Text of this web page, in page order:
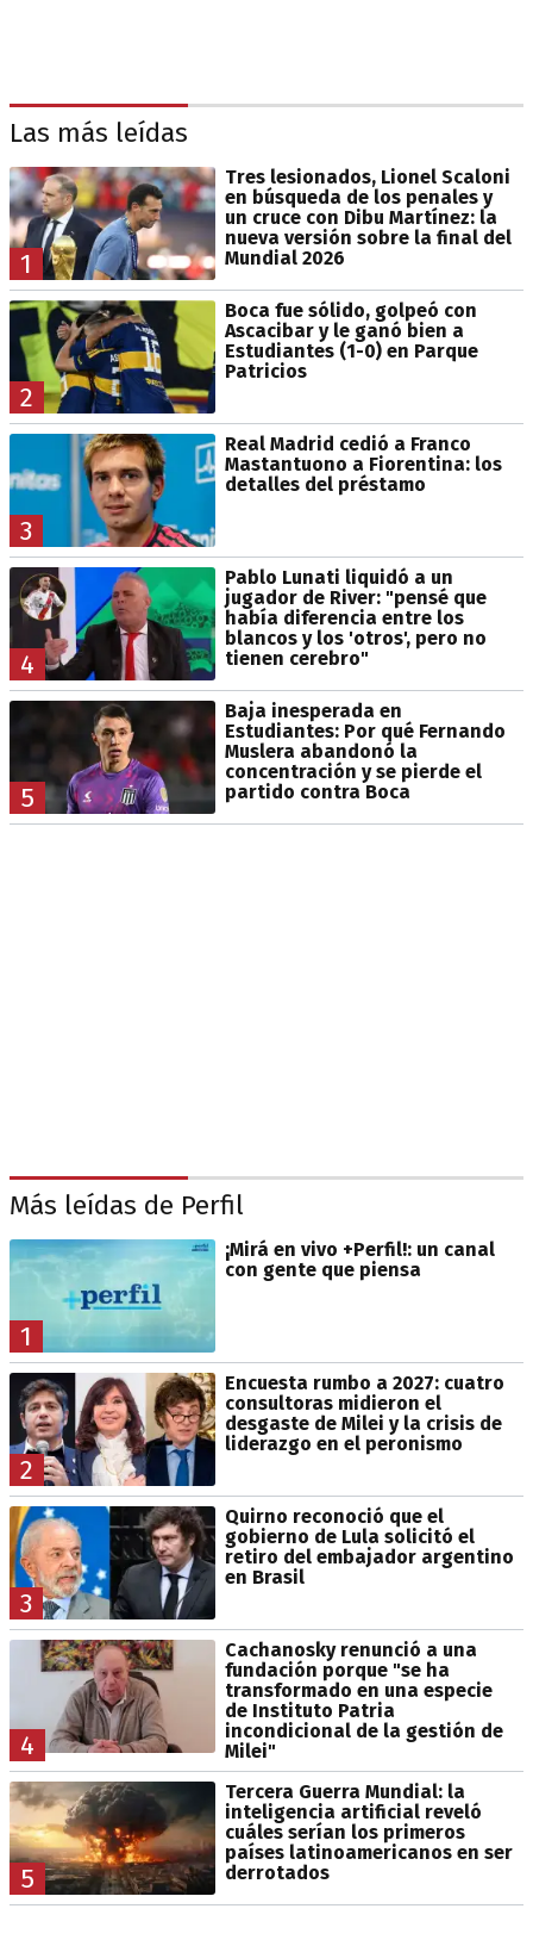
Las más leídas
1
Tres lesionados, Lionel Scaloni
en búsqueda de los penales y
un cruce con Dibu Martínez: la
nueva versión sobre la final del
Mundial 2026
2
Boca fue sólido, golpeó con
Ascacibar y le ganó bien a
Estudiantes (1-0) en Parque
Patricios
3
Real Madrid cedió a Franco
Mastantuono a Fiorentina: los
detalles del préstamo
4
Pablo Lunati liquidó a un
jugador de River: "pensé que
había diferencia entre los
blancos y los 'otros', pero no
tienen cerebro"
5
Baja inesperada en
Estudiantes: Por qué Fernando
Muslera abandonó la
concentración y se pierde el
partido contra Boca
Más leídas de Perfil
1
¡Mirá en vivo +Perfil!: un canal
con gente que piensa
2
Encuesta rumbo a 2027: cuatro
consultoras midieron el
desgaste de Milei y la crisis de
liderazgo en el peronismo
3
Quirno reconoció que el
gobierno de Lula solicitó el
retiro del embajador argentino
en Brasil
4
Cachanosky renunció a una
fundación porque "se ha
transformado en una especie
de Instituto Patria
incondicional de la gestión de
Milei"
5
Tercera Guerra Mundial: la
inteligencia artificial reveló
cuáles serían los primeros
países latinoamericanos en ser
derrotados